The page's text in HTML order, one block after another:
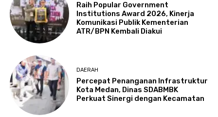
Raih Popular Government
Institutions Award 2026, Kinerja
Komunikasi Publik Kementerian
ATR/BPN Kembali Diakui
DAERAH
Percepat Penanganan Infrastruktur
Kota Medan, Dinas SDABMBK
Perkuat Sinergi dengan Kecamatan